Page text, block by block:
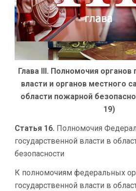
Глава III. Полномочия органов
власти и органов местного
области пожарной
19)
Статья 16. Полномочия
государственной власти в
безопасности
К полномочиям федеральных
государственной власти в